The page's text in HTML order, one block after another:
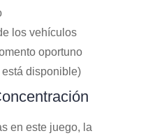
los vehículos
oportuno
está disponible)
en este juego, la